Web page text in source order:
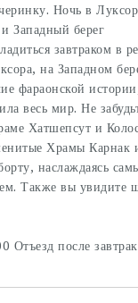
Ночь в
Западный берег
завтраком в
на Западном
фараонской
весь мир. Не
Хатшепсут и
Храмы
наслаждаясь
Также вы увидите
Отъезд после